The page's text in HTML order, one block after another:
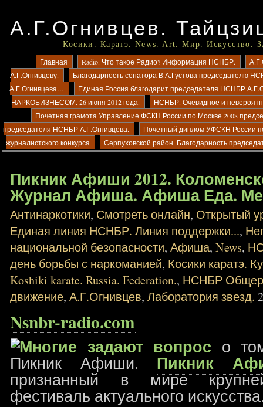
А.Г.Огнивцев.
Косики. Каратэ. News. Art. Мир. Искусство.
Главная Radio. Что такое Радио? Информация НСНБР.
А.Г.Огнивцеву.
Благодарность сенатора В.А.Густова председателю
А.Г.Огнивцева…
Единая Россия благодарит председателя НСНБР
НАРКОБИЗНЕСОМ. 26 июня 2012 года.
НСНБР. Очевидное и
Почетная грамота Управление ФСКН России по Москве 2008
председателя НСНБР А.Г.Огнивцева.
Почетный диплом УФСКН России
журналистского конкурса
Серпуховской район. Благодарность
Пикник Афиши 2012.
Журнал Афиша. Афиша Еда.
Антинаркотики, Смотреть онлайн, Открытый
Единая линия НСНБР. Линия поддержки...,
национальной безопасности,Афиша,News,
день борьбы с наркоманией, Косики каратэ.
Koshiki karate. Russia. Federation., НСНБР
движение,А.Г.Огнивцев,Лаборатория звезд.
Nsnbr-radio.com
Многие задают вопрос о
Пикник Афиши.Пикник
признанный в мире
фестиваль актуального